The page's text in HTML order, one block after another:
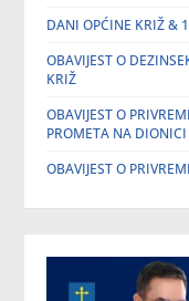
DANI OPĆINE KRIŽ &
OBAVIJEST O
KRIŽ
OBAVIJEST O
PROMETA NA
OBAVIJEST O